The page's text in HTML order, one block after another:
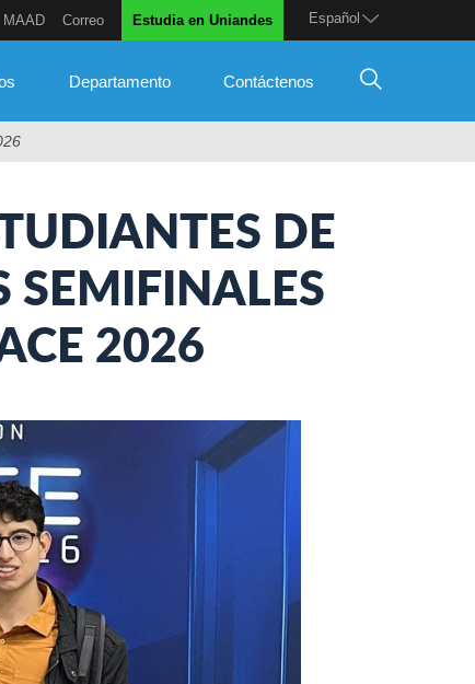
Español
MAAD Correo Estudia en Uniandes
Departamento Contáctenos
DE
SEMIFINALES
2026